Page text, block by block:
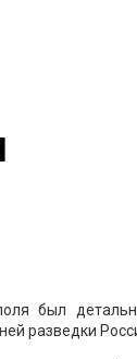
был
разведки